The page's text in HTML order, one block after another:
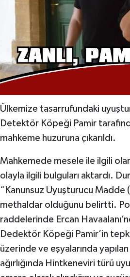
Ülkemize tasarrufundaki
Detektör Köpeği Pamir
mahkeme huzuruna çıkarıldı.
Mahkemede mesele ile ilgili
olayla ilgili bulguları aktardı.
“Kanunsuz Uyuşturucu Madde
methaldar olduğunu belirtti.
raddelerinde Ercan
Dedektör Köpeği Pamir’in
üzerinde ve eşyalarında
ağırlığında Hintkeneviri türü